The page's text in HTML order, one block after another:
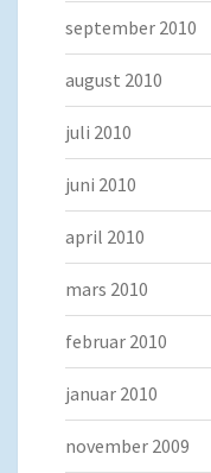
september 2010
august 2010
juli 2010
juni 2010
april 2010
mars 2010
februar 2010
januar 2010
november 2009